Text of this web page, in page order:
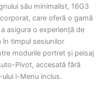
său minimalist, 16G3
care oferă o gamă
asigura o experiență de
în timpul sesiunilor
modurile portret și peisaj
Pivot, accesată fără
i-Menu inclus.